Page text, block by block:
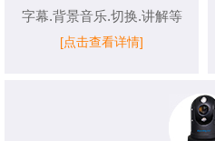
字幕.背景音乐.切换.讲解等
[点击查看详情]